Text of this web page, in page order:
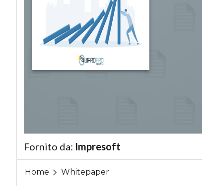
Fornito da: Impresoft
Home Whitepaper